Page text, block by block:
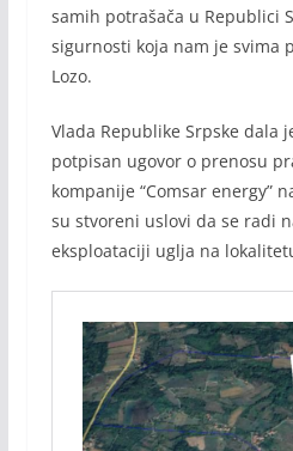
samih potrašača u Republici
sigurnosti koja nam je svima
Lozo.
Vlada Republike Srpske dala
potpisan ugovor o prenosu
kompanije “Comsar energy”
su stvoreni uslovi da se radi
eksploataciji uglja na